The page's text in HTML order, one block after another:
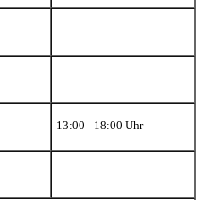
13:00 - 18:00 Uhr